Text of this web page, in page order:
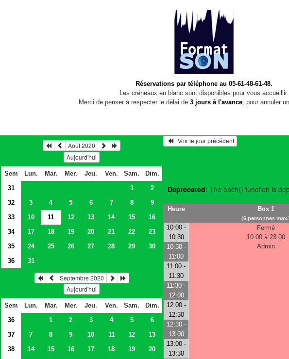
Réservations par téléphone au 05-61-48-61-48.
Les créneaux en blanc sont disponibles pour vous accueillir.
Merci de penser à respecter le délai de 3 jours à l'avance, pour annuler
Août 2020
Aujourd'hui
Sem Lun. Mar. Mer. Jeu. Ven. Sam.
Dim.
31
1
2
32
3 4 5 6 7 8
9
33
10 11 12 13 14 15
16
34
17 18 19 20 21 22
23
35
24 25 26 27 28 29
30
36
31
Septembre 2020
Aujourd'hui
Sem Lun. Mar. Mer. Jeu. Ven. Sam.
Dim.
36
1 2 3 4 5
6
37
7 8 9 10 11 12
13
38
14 15 16 17 18 19
20
   Voir le jour précédent
Deprecated: The each() function is
Heure Box 1
(6 personnes
10:00 -
10:30
Fermé
10:00 à 23:00
Admin
10:30 -
11:00
11:00 -
11:30
11:30 -
12:00
12:00 -
12:30
12:30 -
13:00
13:00 -
13:30